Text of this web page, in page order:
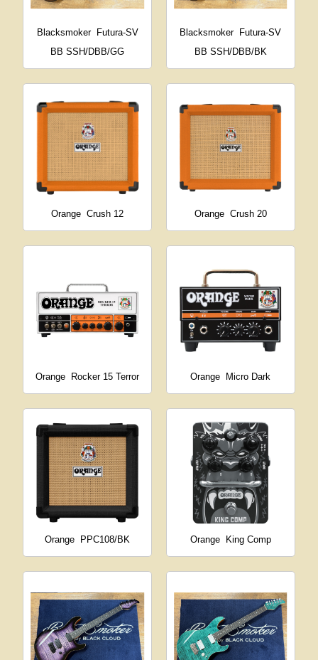
Blacksmoker
Futura-SV
BB SSH/DBB/GG
Blacksmoker Futura-SV
BB SSH/DBB/BK
Orange Crush 12 Orange Crush 20
Orange Rocker 15 Terror Orange Micro Dark
Orange PPC108/BK Orange King Comp